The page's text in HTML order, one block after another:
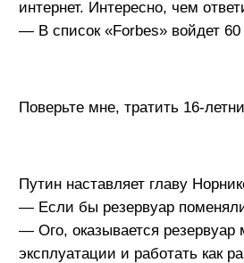
интернет. Интересно, чем
— В список «Forbes» войдет 60
Поверьте мне, тратить 16-
Путин наставляет главу
— Если бы резервуар
— Ого, оказывается
эксплуатации и работать как